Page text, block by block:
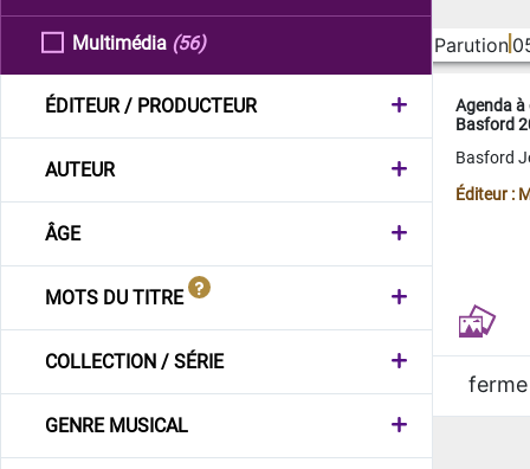
Multimédia (56)
ÉDITEUR / PRODUCTEUR
AUTEUR
ÂGE
MOTS DU TITRE
COLLECTION / SÉRIE
GENRE MUSICAL
Parution
Agenda
Basford
Basford
Éditeur :
ferme